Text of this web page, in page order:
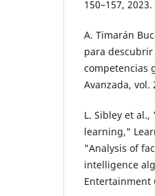
150–157, 2023.
A. Timarán
para descubrir
competencias
Avanzada, vol.
L. Sibley et
learning,"
"Analysis of
intelligence
Entertainment